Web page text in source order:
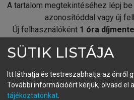
A tartalom megtekintéséhez lépj
azonosítóddal vagy új
Új felhasználóként 1 óra
fiókoddal,vagy hozz
A regisztráció után apróbaidőszak
SÜTIK LISTÁJA
Itt láthatja és testreszabhatja az önről
További információért kérjük, olvasd el
tájékoztatónkat